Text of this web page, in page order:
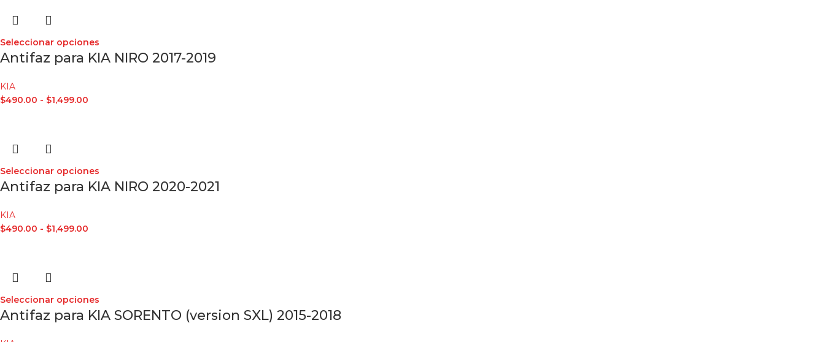
Seleccionar opciones
Antifaz para KIA NIRO 2017-2019
KIA
$490.00 - $1,499.00
Seleccionar opciones
Antifaz para KIA NIRO 2020-2021
KIA
$490.00 - $1,499.00
Seleccionar opciones
Antifaz para KIA SORENTO (version SXL) 2015-2018